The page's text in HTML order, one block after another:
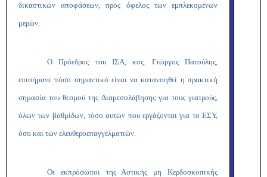
δικαστικών αποφάσεων, προς όφελος των εμπλεκομένων
μερών.
Ο Πρόεδρος του ΙΣΑ, κος. Γιώργος Πατούλης,
επισήμανε πόσο σημαντικό είναι να κατανοηθεί η πρακτική
σημασία του θεσμού της Διαμεσολάβησης για τους γιατρούς,
όλων των βαθμίδων, τόσο αυτών που εργάζονται για το ΕΣΥ,
όσο και των ελευθεροεπαγγελματιών.
Οι εκπρόσωποι της Αστικής μη Κερδοσκοπικής